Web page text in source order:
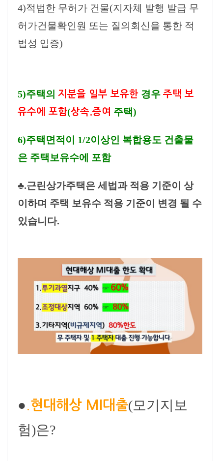
4)적법한 무허가 건물(지자체 발행 발급 무
허가건물확인원 또는 질의회신을 통한 적
법성 입증)
5)주택의 지분을 일부 보유한 경우 주택 보
유수에 포함(상속.증여 주택)
6)주택면적이 1/2이상인 복합용도 건출물
은 주택보유수에 포함
♣.근린상가주택은 세법과 적용 기준이 상
이하며 주택 보유수 적용 기준이 변경 될 수
있습니다.
● 현대해상 MI대출(모기지보
험)은?